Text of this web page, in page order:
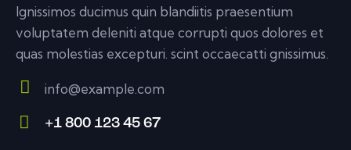
Ignissimos ducimus quin blandiitis praesentium
voluptatem deleniti atque corrupti quos dolores et
quas molestias excepturi. scint occaecatti gnissimus.
E-
m
info@example.com
+1 800 123 45 67